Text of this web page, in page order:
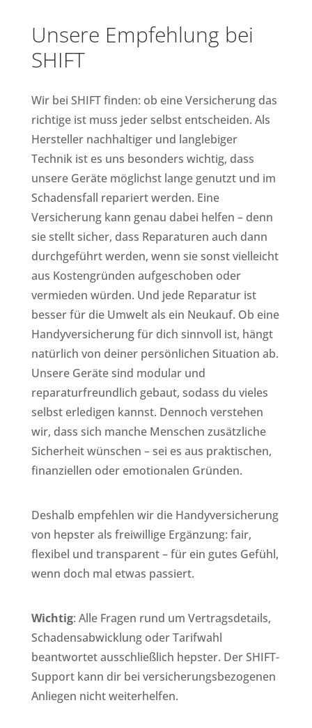
Unsere Empfehlung bei
SHIFT
Wir bei SHIFT finden: ob eine Versicherung das
richtige ist muss jeder selbst entscheiden. Als
Hersteller nachhaltiger und langlebiger
Technik ist es uns besonders wichtig, dass
unsere Geräte möglichst lange genutzt und im
Schadensfall repariert werden. Eine
Versicherung kann genau dabei helfen – denn
sie stellt sicher, dass Reparaturen auch dann
durchgeführt werden, wenn sie sonst vielleicht
aus Kostengründen aufgeschoben oder
vermieden würden. Und jede Reparatur ist
besser für die Umwelt als ein Neukauf. Ob eine
Handyversicherung für dich sinnvoll ist, hängt
natürlich von deiner persönlichen Situation ab.
Unsere Geräte sind modular und
reparaturfreundlich gebaut, sodass du vieles
selbst erledigen kannst. Dennoch verstehen
wir, dass sich manche Menschen zusätzliche
Sicherheit wünschen – sei es aus praktischen,
finanziellen oder emotionalen Gründen.
Deshalb empfehlen wir die Handyversicherung
von hepster als freiwillige Ergänzung: fair,
flexibel und transparent – für ein gutes Gefühl,
wenn doch mal etwas passiert.
Wichtig: Alle Fragen rund um Vertragsdetails,
Schadensabwicklung oder Tarifwahl
beantwortet ausschließlich hepster. Der SHIFT-
Support kann dir bei versicherungsbezogenen
Anliegen nicht weiterhelfen.